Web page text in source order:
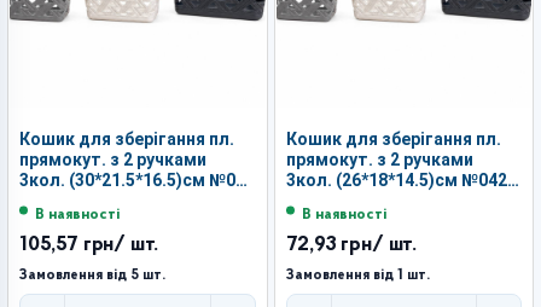
Кошик для зберігання пл.
прямокут. з 2 ручками
3кол. (30*21.5*16.5)см №043
В наявності
105,57 грн/ шт.
Замовлення від 5 шт.
Кошик для зберігання пл.
прямокут. з 2 ручками
3кол. (26*18*14.5)см №042
В наявності
72,93 грн/ шт.
Замовлення від 1 шт.